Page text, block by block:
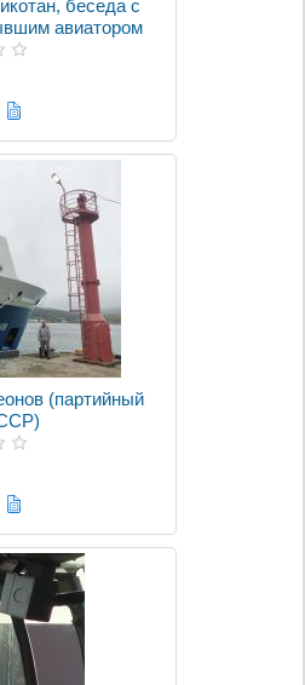
беседа с
авиатором
(партийный